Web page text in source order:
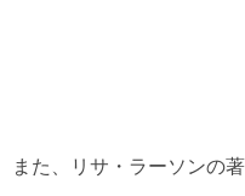
また、リサ・ラーソンの